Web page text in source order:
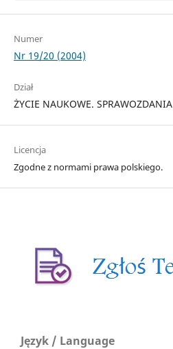
Numer
Nr 19/20 (2004)
Dział
ŻYCIE NAUKOWE. SPRAWOZDANIA
Licencja
Zgodne z normami prawa polskiego.
Język / Language